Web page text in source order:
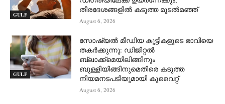
GULF
തീരദേശങ്ങളിൽ കടുത്ത മൂടൽമഞ്ഞ്
August 6, 2026
GULF
സോഷ്യൽ മീഡിയ കുട്ടികളുടെ ഭാവിയെ
തകർക്കുന്നു: ഡിജിറ്റൽ
ബ്ലാക്ക്‌മെയിലിങ്ങിനും
ബുള്ളിയിങ്ങിനുമെതിരെ കടുത്ത
നിയമനടപടിയുമായി കുവൈറ്റ്
August 6, 2026